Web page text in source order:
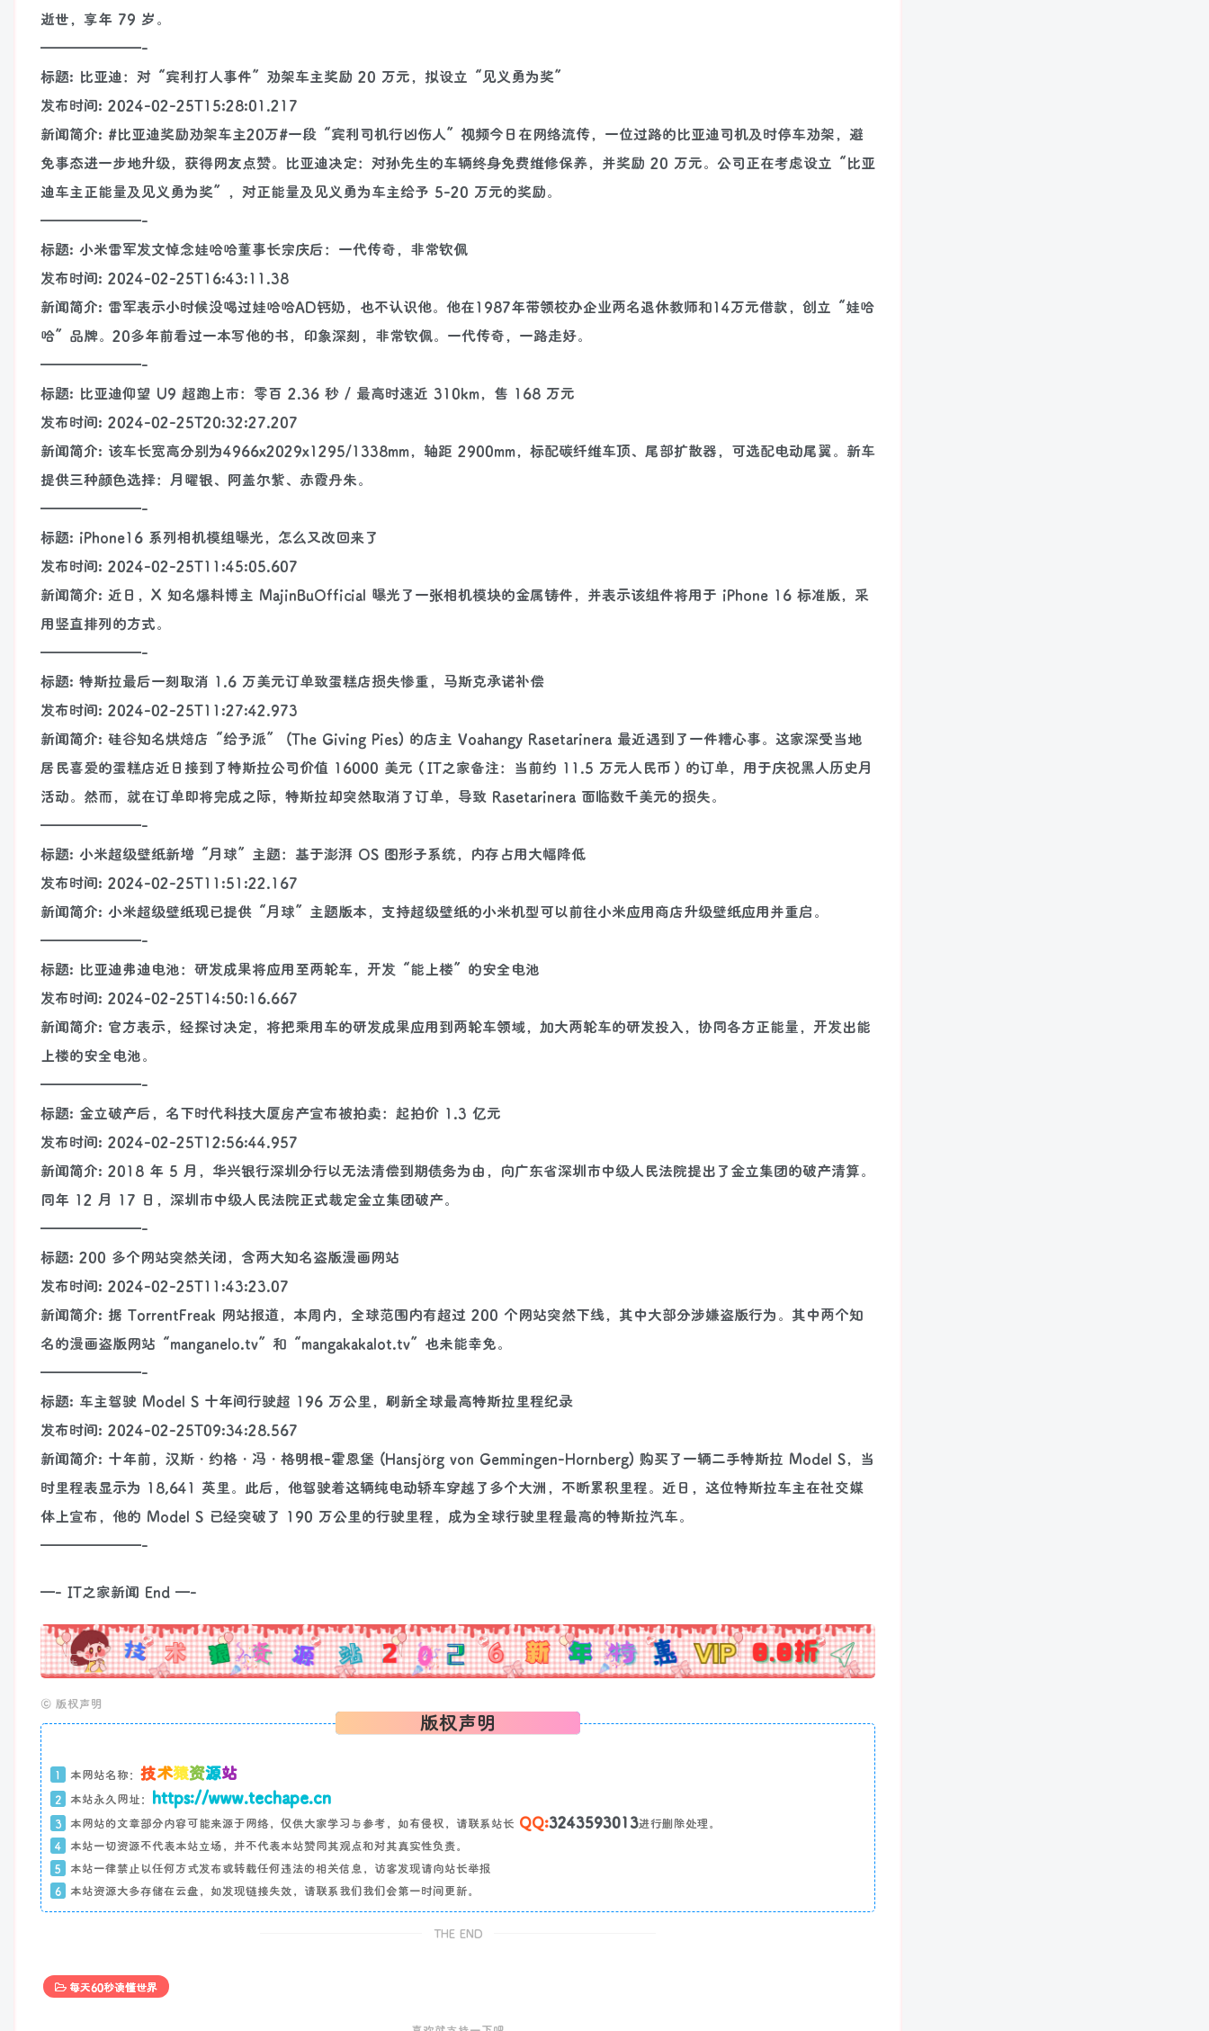
逝世，享年 79 岁。
———————-
标题: 比亚迪：对“宾利打人事件”劝架车主奖励 20 万元，拟设立“见义勇为奖”
发布时间: 2024-02-25T15:28:01.217
新闻简介: #比亚迪奖励劝架车主20万#一段“宾利司机行凶伤人”视频今日在网络流传，一位过路的比亚迪司机及时停车劝架，避
免事态进一步地升级，获得网友点赞。比亚迪决定：对孙先生的车辆终身免费维修保养，并奖励 20 万元。公司正在考虑设立“比亚
迪车主正能量及见义勇为奖”，对正能量及见义勇为车主给予 5-20 万元的奖励。
———————-
标题: 小米雷军发文悼念娃哈哈董事长宗庆后：一代传奇，非常钦佩
发布时间: 2024-02-25T16:43:11.38
新闻简介: 雷军表示小时候没喝过娃哈哈AD钙奶，也不认识他。他在1987年带领校办企业两名退休教师和14万元借款，创立“娃哈
哈”品牌。20多年前看过一本写他的书，印象深刻，非常钦佩。一代传奇，一路走好。
———————-
标题: 比亚迪仰望 U9 超跑上市：零百 2.36 秒 / 最高时速近 310km，售 168 万元
发布时间: 2024-02-25T20:32:27.207
新闻简介: 该车长宽高分别为4966x2029x1295/1338mm，轴距 2900mm，标配碳纤维车顶、尾部扩散器，可选配电动尾翼。新车
提供三种颜色选择：月曜银、阿盖尔紫、赤霞丹朱。
———————-
标题: iPhone16 系列相机模组曝光，怎么又改回来了
发布时间: 2024-02-25T11:45:05.607
新闻简介: 近日，X 知名爆料博主 MajinBuOfficial 曝光了一张相机模块的金属铸件，并表示该组件将用于 iPhone 16 标准版，采
用竖直排列的方式。
———————-
标题: 特斯拉最后一刻取消 1.6 万美元订单致蛋糕店损失惨重，马斯克承诺补偿
发布时间: 2024-02-25T11:27:42.973
新闻简介: 硅谷知名烘焙店“给予派” (The Giving Pies) 的店主 Voahangy Rasetarinera 最近遇到了一件糟心事。这家深受当地
居民喜爱的蛋糕店近日接到了特斯拉公司价值 16000 美元（IT之家备注：当前约 11.5 万元人民币）的订单，用于庆祝黑人历史月
活动。然而，就在订单即将完成之际，特斯拉却突然取消了订单，导致 Rasetarinera 面临数千美元的损失。
———————-
标题: 小米超级壁纸新增“月球”主题：基于澎湃 OS 图形子系统，内存占用大幅降低
发布时间: 2024-02-25T11:51:22.167
新闻简介: 小米超级壁纸现已提供“月球”主题版本，支持超级壁纸的小米机型可以前往小米应用商店升级壁纸应用并重启。
———————-
标题: 比亚迪弗迪电池：研发成果将应用至两轮车，开发“能上楼”的安全电池
发布时间: 2024-02-25T14:50:16.667
新闻简介: 官方表示，经探讨决定，将把乘用车的研发成果应用到两轮车领域，加大两轮车的研发投入，协同各方正能量，开发出能
上楼的安全电池。
———————-
标题: 金立破产后，名下时代科技大厦房产宣布被拍卖：起拍价 1.3 亿元
发布时间: 2024-02-25T12:56:44.957
新闻简介: 2018 年 5 月，华兴银行深圳分行以无法清偿到期债务为由，向广东省深圳市中级人民法院提出了金立集团的破产清算。
同年 12 月 17 日，深圳市中级人民法院正式裁定金立集团破产。
———————-
标题: 200 多个网站突然关闭，含两大知名盗版漫画网站
发布时间: 2024-02-25T11:43:23.07
新闻简介: 据 TorrentFreak 网站报道，本周内，全球范围内有超过 200 个网站突然下线，其中大部分涉嫌盗版行为。其中两个知
名的漫画盗版网站“manganelo.tv”和“mangakakalot.tv”也未能幸免。
———————-
标题: 车主驾驶 Model S 十年间行驶超 196 万公里，刷新全球最高特斯拉里程纪录
发布时间: 2024-02-25T09:34:28.567
新闻简介: 十年前，汉斯・约格・冯・格明根-霍恩堡 (Hansjörg von Gemmingen-Hornberg) 购买了一辆二手特斯拉 Model S，当
时里程表显示为 18,641 英里。此后，他驾驶着这辆纯电动轿车穿越了多个大洲，不断累积里程。近日，这位特斯拉车主在社交媒
体上宣布，他的 Model S 已经突破了 190 万公里的行驶里程，成为全球行驶里程最高的特斯拉汽车。
———————-
—- IT之家新闻 End —-
!也想出现在这里？
广告
© 版权声明
版权声明
1 本网站名称： 技术猿资源站
2 本站永久网址： https://www.techape.cn
3 本网站的文章部分内容可能来源于网络，仅供大家学习与参考，如有侵权，请联系站长 QQ:3243593013进行删除处理。
4
本站一切资源不代表本站立场，并不代表本站赞同其观点和对其真实性负责。
5
本站一律禁止以任何方式发布或转载任何违法的相关信息，访客发现请向站长举报
6
本站资源大多存储在云盘，如发现链接失效，请联系我们我们会第一时间更新。
THE END
每天60秒读懂世界